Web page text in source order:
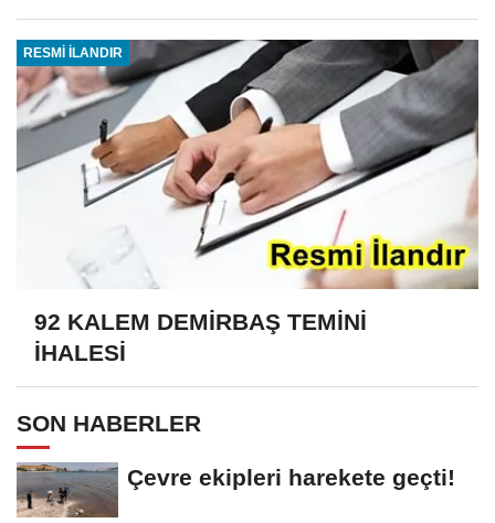
RESMİ İLANDIR
92 KALEM DEMİRBAŞ TEMİNİ
İHALESİ
SON HABERLER
Çevre ekipleri harekete geçti!